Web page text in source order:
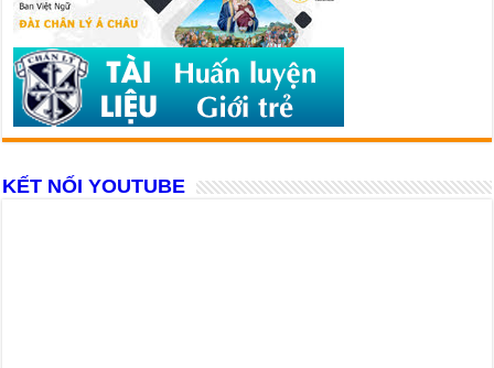
KẾT NỐI YOUTUBE